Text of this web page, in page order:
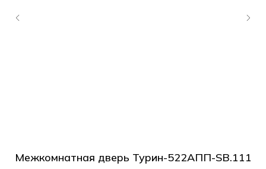
Межкомнатная дверь Турин-522AПП-SB.111